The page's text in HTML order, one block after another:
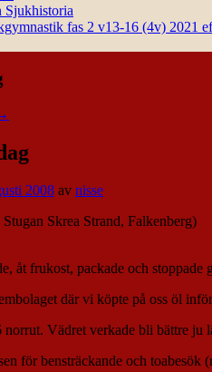
Sjukhistoria
fas 2 v13-16 (4v) 2021
2008 av nisse
Skrea Strand, Falkenberg)
åt frukost, packade och stoppade
där vi köpte på oss öl
norrut. Vädret verkade bli bättre
för bensträckande och toabesök